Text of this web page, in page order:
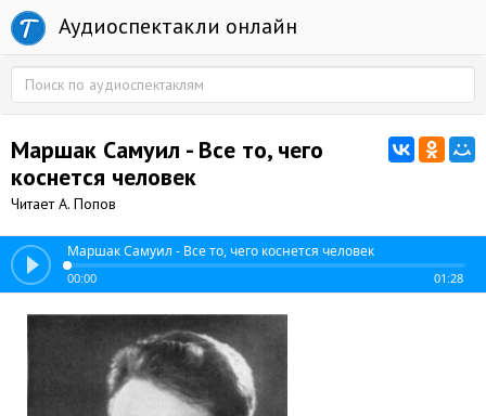
Аудиоспектакли онлайн
Маршак Самуил - Все то, чего
коснется человек
Читает А. Попов
Маршак Самуил - Все то, чего коснется человек
00:00 01:28